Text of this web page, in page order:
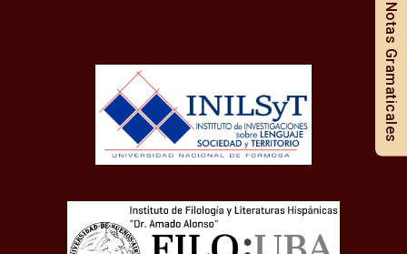
Notas Gramaticales